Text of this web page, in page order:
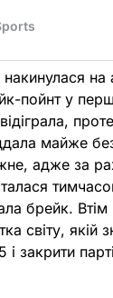
пойнт у
майже
адже за
брейк.
світу, якій
і закрити